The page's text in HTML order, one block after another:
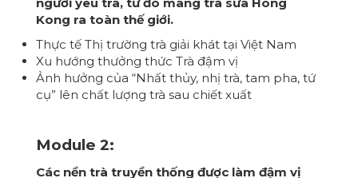
người yêu trà, từ đó mang trà sữa Hong
Kong ra toàn thế giới.
Thực tế Thị trường trà giải khát tại Việt Nam
Xu hướng thưởng thức Trà đậm vị
Ảnh hưởng của “Nhất thủy, nhị trà, tam pha, tứ
cụ” lên chất lượng trà sau chiết xuất
Module 2:
Các nền trà truyền thống được làm đậm vị